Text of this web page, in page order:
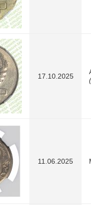
17.10.2025
11.06.2025